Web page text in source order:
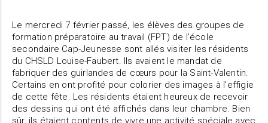
Le mercredi 7 février passé, les élèves des groupes de
formation préparatoire au travail (FPT) de l’école
secondaire Cap-Jeunesse sont allés visiter les résidents
du CHSLD Louise-Faubert. Ils avaient le mandat de
fabriquer des guirlandes de cœurs pour la Saint-Valentin.
Certains en ont profité pour colorier des images à l’effigie
de cette fête. Les résidents étaient heureux de recevoir
des dessins qui ont été affichés dans leur chambre. Bien
sûr, ils étaient contents de vivre une activité spéciale avec